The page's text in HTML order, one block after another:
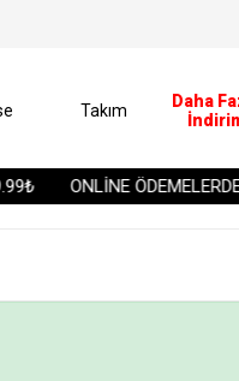
ONLİNE
Takım
Daha